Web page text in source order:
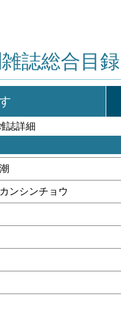
誌総合目録
誌詳細
ンシンチョウ